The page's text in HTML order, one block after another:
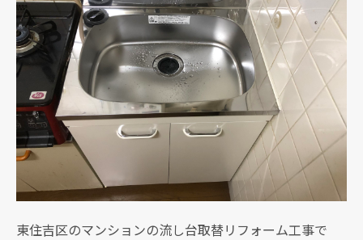
東住吉区のマンションの流し台取替リフォーム工事で